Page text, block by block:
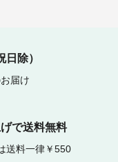
除）
届け
で送料無料
送料一律￥550